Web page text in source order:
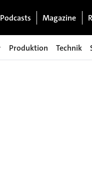
Podcasts Magazine
Produktion Technik